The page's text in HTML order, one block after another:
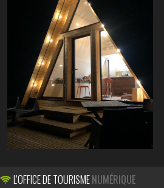
L'OFFICE DE TOURISMENUMÉRIQUE